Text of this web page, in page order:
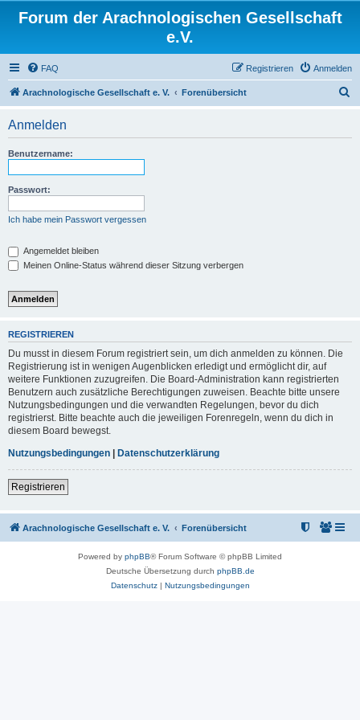
Forum der Arachnologischen Gesellschaft
e.V.
FAQ Anmelden
Registrieren
Arachnologische Gesellschaft e. V. Forenübersicht
Anmelden
Benutzername:
Passwort:
Ich habe mein Passwort vergessen
Angemeldet bleiben
Meinen Online-Status während dieser Sitzung verbergen
REGISTRIEREN
Du musst in diesem Forum registriert sein, um dich anmelden zu können. Die
Registrierung ist in wenigen Augenblicken erledigt und ermöglicht dir, auf
weitere Funktionen zuzugreifen. Die Board-Administration kann registrierten
Benutzern auch zusätzliche Berechtigungen zuweisen. Beachte bitte unsere
Nutzungsbedingungen und die verwandten Regelungen, bevor du dich
registrierst. Bitte beachte auch die jeweiligen Forenregeln, wenn du dich in
diesem Board bewegst.
Nutzungsbedingungen | Datenschutzerklärung
Registrieren
Arachnologische Gesellschaft e. V. Forenübersicht
Powered by phpBB® Forum Software © phpBB Limited
Deutsche Übersetzung durch phpBB.de
Datenschutz| Nutzungsbedingungen